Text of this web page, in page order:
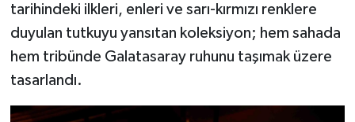
tarihindeki ilkleri, enleri ve sarı-kırmızı renklere
duyulan tutkuyu yansıtan koleksiyon; hem sahada
hem tribünde Galatasaray ruhunu taşımak üzere
tasarlandı.